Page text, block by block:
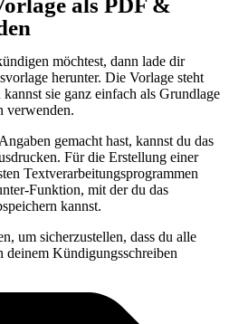
als PDF &
möchtest, dann lade dir
herunter. Die Vorlage steht
sie ganz einfach als Grundlage
verwenden.
gemacht hast, kannst du das
Für die Erstellung einer
Textverarbeitungsprogrammen
Funktion, mit der du das
kannst.
um sicherzustellen, dass du alle
Kündigungsschreiben